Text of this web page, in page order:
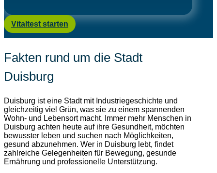
Vitaltest starten
Fakten rund um die Stadt
Duisburg
Duisburg ist eine Stadt mit Industriegeschichte und
gleichzeitig viel Grün, was sie zu einem spannenden
Wohn- und Lebensort macht. Immer mehr Menschen in
Duisburg achten heute auf ihre Gesundheit, möchten
bewusster leben und suchen nach Möglichkeiten,
gesund abzunehmen. Wer in Duisburg lebt, findet
zahlreiche Gelegenheiten für Bewegung, gesunde
Ernährung und professionelle Unterstützung.